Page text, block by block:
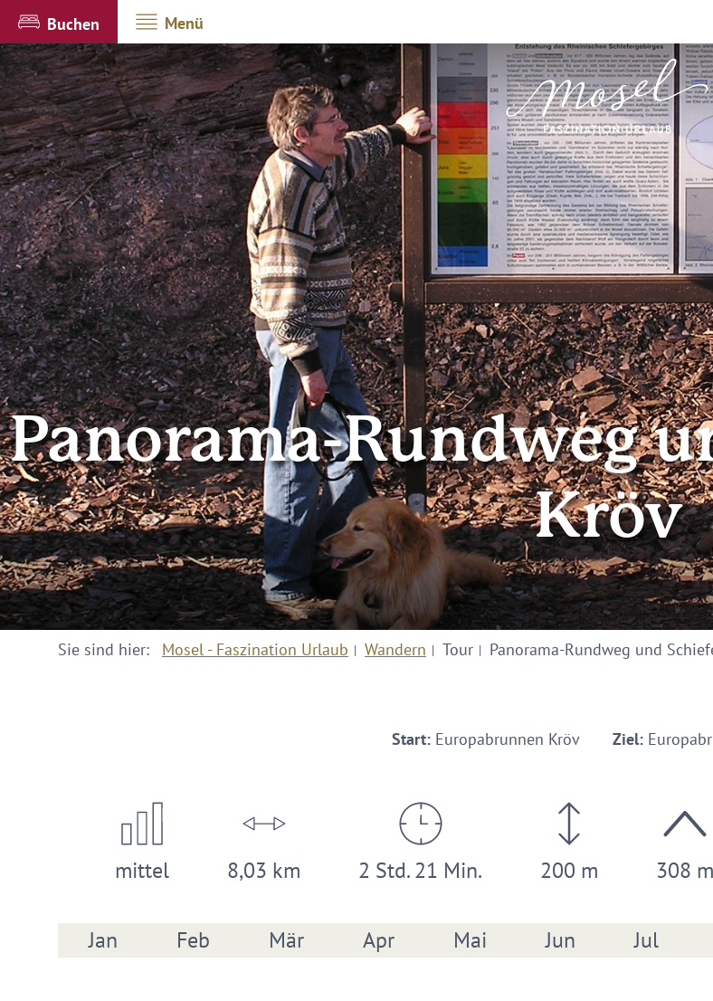
Buchen Menü
Panorama-Rundweg
Kröv
Sie sind hier: Mosel - Faszination Urlaub Wandern Tour Panorama-Rundweg und
Start:Europabrunnen Kröv Ziel:
mittel 8,03 km 2 Std. 21 Min. 200 m 308 m
Jan Feb Mär Apr Mai Jun Jul